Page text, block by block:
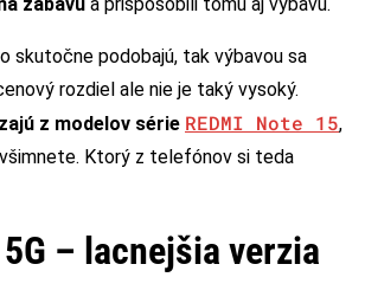
skutočne podobajú, tak výbavou sa
rozdiel ale nie je taký vysoký.
z modelov série REDMI Note 15,
Ktorý z telefónov si teda
5G – lacnejšia verzia